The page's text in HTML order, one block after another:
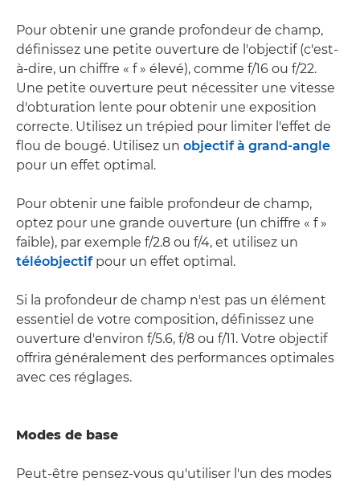
Pour obtenir une grande profondeur de champ,
définissez une petite ouverture de l'objectif (c'est-
à-dire, un chiffre « f » élevé), comme f/16 ou f/22.
Une petite ouverture peut nécessiter une vitesse
d'obturation lente pour obtenir une exposition
correcte. Utilisez un trépied pour limiter l'effet de
flou de bougé. Utilisez un objectif à grand-angle
pour un effet optimal.
Pour obtenir une faible profondeur de champ,
optez pour une grande ouverture (un chiffre « f »
faible), par exemple f/2.8 ou f/4, et utilisez un
téléobjectifpour un effet optimal.
Si la profondeur de champ n'est pas un élément
essentiel de votre composition, définissez une
ouverture d'environ f/5.6, f/8 ou f/11. Votre objectif
offrira généralement des performances optimales
avec ces réglages.
Modes de base
Peut-être pensez-vous qu'utiliser l'un des modes